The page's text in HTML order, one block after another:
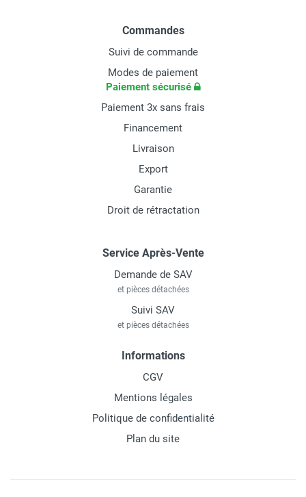
Commandes
Suivi de commande
Modes de paiement
Paiement sécurisé
Paiement 3x sans frais
Financement
Livraison
Export
Garantie
Droit de rétractation
Service Après-Vente
Demande de SAV
et pièces détachées
Suivi SAV
et pièces détachées
Informations
CGV
Mentions légales
Politique de confidentialité
Plan du site